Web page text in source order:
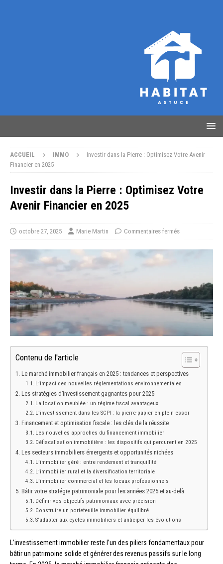
ACCUEIL IMMO
Investir dans la Pierre : Optimisez Votre Avenir
Financier en 2025
Investir dans la Pierre : Optimisez Votre
Avenir Financier en 2025
octobre 27, 2025 Marie Martin Commentaires fermés
Contenu de l'article
Le marché immobilier français en 2025 : tendances et perspectives
L’impact des nouvelles réglementations environnementales
Les stratégies d’investissement gagnantes pour 2025
La location meublée : un régime fiscal avantageux
L’investissement dans les SCPI : la pierre-papier en plein essor
Financement et optimisation fiscale : les clés de la réussite
Les nouvelles approches du financement immobilier
Défiscalisation immobilière : les dispositifs qui perdurent en 2025
Les secteurs immobiliers émergents et opportunités nichées
L’immobilier géré : entre rendement et tranquillité
L’immobilier rural et la diversification territoriale
L’immobilier commercial et les locaux professionnels
Bâtir votre stratégie patrimoniale pour les années 2025 et au-delà
Définir vos objectifs patrimoniaux avec précision
Construire un portefeuille immobilier équilibré
S’adapter aux cycles immobiliers et anticiper les évolutions
L’investissement immobilier reste l’un des piliers fondamentaux pour
bâtir un patrimoine solide et générer des revenus passifs sur le long